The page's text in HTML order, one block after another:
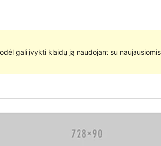
gali įvykti klaidų ją naudojant su
Atnaujinta